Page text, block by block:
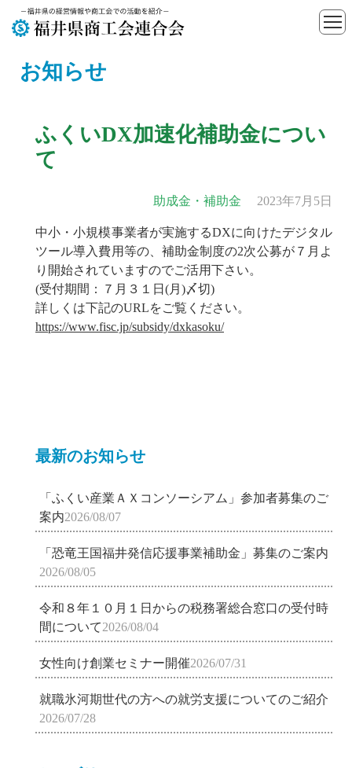
お知らせ
ふくいDX加速化補助金につい
て
助成金・補助金 2023年7月5日
中小・小規模事業者が実施するDXに向けたデジタル
ツール導入費用等の、補助金制度の2次公募が７月よ
り開始されていますのでご活用下さい。
(受付期間：７月３１日(月)〆切)
詳しくは下記のURLをご覧ください。
https://www.fisc.jp/subsidy/dxkasoku/
最新のお知らせ
「ふくい産業ＡＸコンソーシアム」参加者募集のご
案内2026/08/07
「恐竜王国福井発信応援事業補助金」募集のご案内
2026/08/05
令和８年１０月１日からの税務署総合窓口の受付時
間について2026/08/04
女性向け創業セミナー開催2026/07/31
就職氷河期世代の方への就労支援についてのご紹介
2026/07/28